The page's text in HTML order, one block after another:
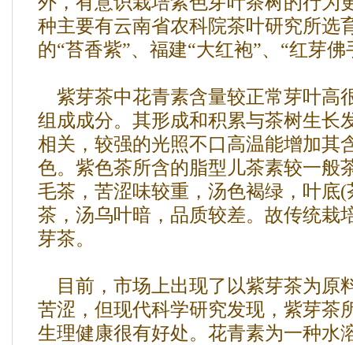
种主要有云南省农科院茶叶研究所选
的“苔香紫”、福建“大红袍”、“红芽佛
紫芽茶中花青素含量较正常芽叶高
组成成分。其形成和积累与茶树生长
相关，较强的光照不口高温能增加其
色。紫色茶所含的脂型儿茶素较一般
毛茶，苦涩味较重，汤色褐绿，叶底
茶，汤乌叶暗，品质较差。故传统栽
芽茶。
目前，市场上出现了以紫芽茶为原
苦涩，但现代科学研究发现，紫芽茶
生理健康很有好处。花青素为一种水